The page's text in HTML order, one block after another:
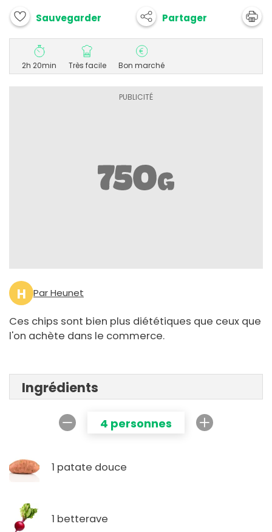
Sauvegarder Partager
2h 20min Très facile Bon marché
H Par Heunet
Ces chips sont bien plus diététiques que ceux que
l'on achète dans le commerce.
Ingrédients
4 personnes
1 patate douce
1 betterave